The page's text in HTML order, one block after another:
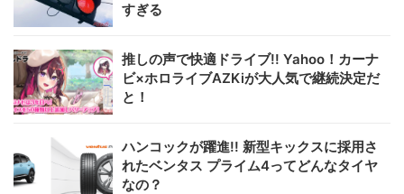
すぎる
推しの声で快適ドライブ!! Yahoo！カーナ
ビ×ホロライブAZKiが大人気で継続決定だ
と！
ハンコックが躍進!! 新型キックスに採用さ
れたベンタス プライム4ってどんなタイヤ
なの？